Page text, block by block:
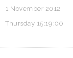
1 November 2012
Thursday 15:19:00